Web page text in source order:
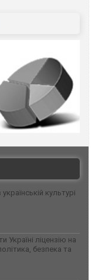
культурі
Україні ліцензію на
безпека та